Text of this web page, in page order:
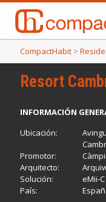
CompactHabit >
Resort
INFORMACIÓN
Ubicación:
Promotor:
Arquitecto:
Solución:
eMii-C
País: